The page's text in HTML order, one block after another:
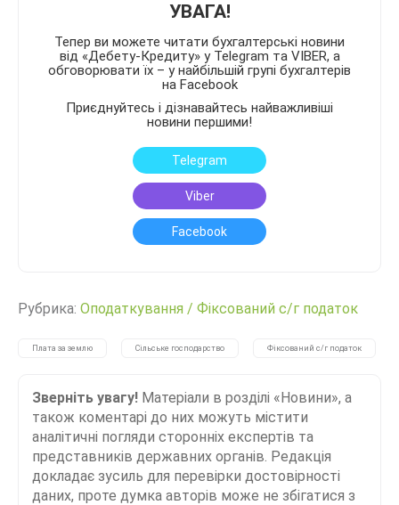
УВАГА!
Тепер ви можете читати бухгалтерські новини
від «Дебету-Кредиту» у Telegram та VIBER, а
обговорювати їх – у найбільшій групі бухгалтерів
на Facebook
Приєднуйтесь і дізнавайтесь найважливіші
новини першими!
Telegram
Viber
Facebook
Рубрика: Оподаткування / Фіксований с/г податок
Плата за землю Сільське господарство Фіксований с/г податок
Зверніть увагу! Матеріали в розділі «Новини», а
також коментарі до них можуть містити
аналітичні погляди сторонніх експертів та
представників державних органів. Редакція
докладає зусиль для перевірки достовірності
даних, проте думка авторів може не збігатися з